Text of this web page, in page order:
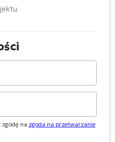
na zgoda na przetwarzanie